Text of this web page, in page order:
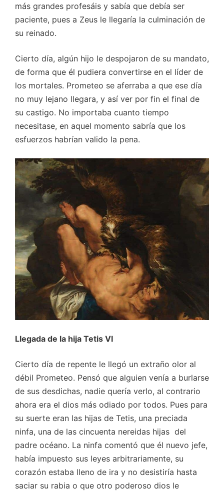
más grandes profesáis y sabía que debía ser
paciente, pues a Zeus le llegaría la culminación de
su reinado.
Cierto día, algún hijo le despojaron de su mandato,
de forma que él pudiera convertirse en el líder de
los mortales. Prometeo se aferraba a que ese día
no muy lejano llegara, y así ver por fin el final de
su castigo. No importaba cuanto tiempo
necesitase, en aquel momento sabría que los
esfuerzos habrían valido la pena.
Llegada de la hija Tetis VI
Cierto día de repente le llegó un extraño olor al
débil Prometeo. Pensó que alguien venía a burlarse
de sus desdichas, nadie quería verlo, al contrario
ahora era el dios más odiado por todos. Pues para
su suerte eran las hijas de Tetis, una preciada
ninfa, una de las cincuenta nereidas hijas del
padre océano. La ninfa comentó que él nuevo jefe,
había impuesto sus leyes arbitrariamente, su
corazón estaba lleno de ira y no desistiría hasta
saciar su rabia o que otro poderoso dios le